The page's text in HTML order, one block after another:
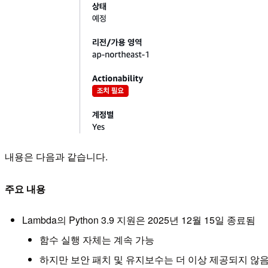
내용은 다음과 같습니다.
주요 내용
Lambda의 Python 3.9 지원은 2025년 12월 15일 종료됨
함수 실행 자체는 계속 가능
하지만 보안 패치 및 유지보수는 더 이상 제공되지 않